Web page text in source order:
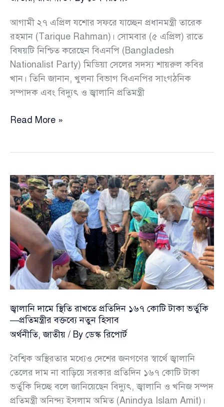
আগামী ২৭ এপ্রিল যশোর সফরে যাচ্ছেন প্রধানমন্ত্রী তারেক
রহমান (Tarique Rahman)। সোমবার (৫ এপ্রিল) রাতে
বিষয়টি নিশ্চিত করেছেন বিএনপি (Bangladesh
Nationalist Party) মিডিয়া সেলের সদস্য শায়রুল কবির
খান। তিনি জানান, খুলনা বিভাগ বিএনপির সাংগঠনিক
সম্পাদক এবং বিদ্যুৎ ও জ্বালানি প্রতিমন্ত্রী
খাল
শার্শায়
প্রধানমন্ত্রী
তারেক
রহমান
Read More »
জ্বালানি দামে স্থিতি রাখতে প্রতিদিন ১৬৭ কোটি টাকা ভর্তুকি
—প্রতিমন্ত্রীর বক্তব্যে নতুন হিসাব
অর্থনীতি,জাতীয় / By ডেস্ক রিপোর্ট
বৈশ্বিক অস্থিরতার মধ্যেও দেশের জনগণের স্বার্থে জ্বালানি
তেলের দাম না বাড়িয়ে সরকার প্রতিদিন ১৬৭ কোটি টাকা
ভর্তুকি দিচ্ছে বলে জানিয়েছেন বিদ্যুৎ, জ্বালানি ও খনিজ সম্পদ
প্রতিমন্ত্রী অনিন্দ্য ইসলাম অমিত (Anindya Islam Amit)।